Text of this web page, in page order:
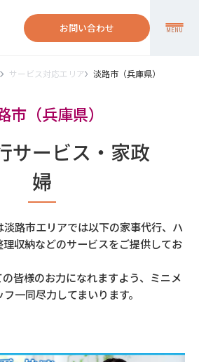
お問い合わせ MENU
サービス対応エリア 淡路市（兵庫県）
市（兵庫県）
サービス・家政
婦
路市エリアでは以下の家事代行、ハ
収納などのサービスをご提供してお
皆様のお力になれますよう、ミニメ
一同尽力してまいります。